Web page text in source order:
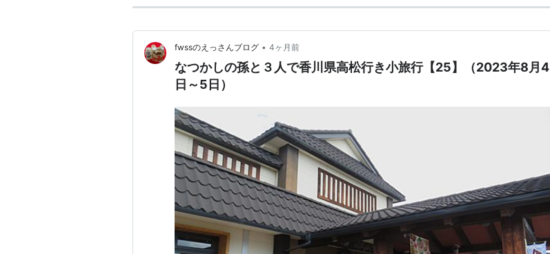
fwssのえっさんブログ • 4ヶ月前
なつかしの孫と３人で香川県高松行き小旅行【25】（2023年8月4
日～5日）